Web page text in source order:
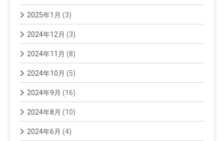
2025年1月 (3)
2024年12月 (3)
2024年11月 (8)
2024年10月 (5)
2024年9月 (16)
2024年8月 (10)
2024年6月 (4)